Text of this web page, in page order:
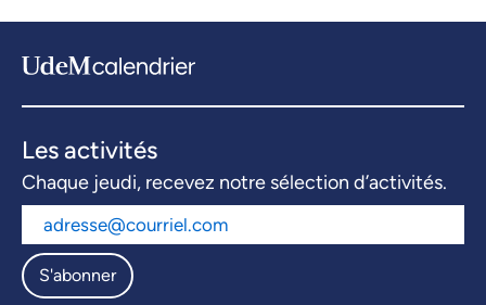
Les activités
Chaque jeudi, recevez notre sélection d’activités.
S'abonner